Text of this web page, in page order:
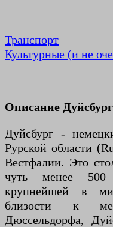
Транспорт
Культурные (и не
Описание
Дуйсбург -
Рурской области
Вестфалии. Это
чуть менее 500
крупнейшей в
близости к
Дюссельдорфа,